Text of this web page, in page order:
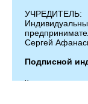
УЧРЕДИТЕЛЬ:
Сергей
Подписной
Копирование и